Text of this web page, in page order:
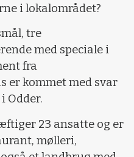
i lokalområdet?
tre
med speciale i
fra
er kommet med svar
Odder.
23 ansatte og er
mølleri,